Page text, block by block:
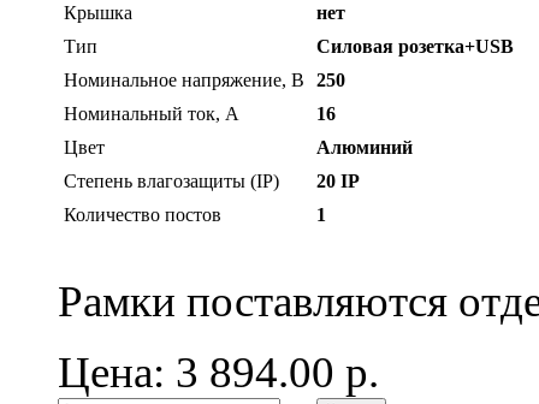
Крышка
нет
Тип
Силовая розетка+USB
Номинальное напряжение, В
250
Номинальный ток, А
16
Цвет
Алюминий
Степень влагозащиты (IP)
20 IP
Количество постов
1
Рамки поставляются
Цена: 3 894.00 р.